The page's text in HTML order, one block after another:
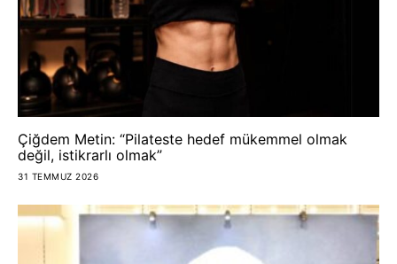
Çiğdem Metin: “Pilateste hedef mükemmel olmak
değil, istikrarlı olmak”
31 TEMMUZ 2026